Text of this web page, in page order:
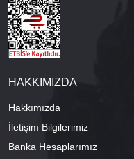
HAKKIMIZDA
Hakkımızda
İletişim Bilgilerimiz
Banka Hesaplarımız